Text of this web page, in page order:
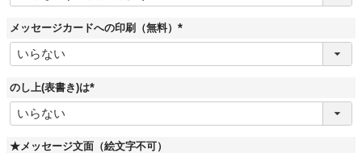
須
メッセージカードへの印刷（無料）
(
須
のし上(表書き)は
(
須
)
★メッセージ文面（絵文字不可）